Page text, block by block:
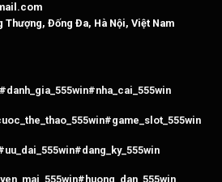
Đống Đa, Hà Nội, Việt Nam
#danh_gia_555win#nha_cai_555win
#game_slot_555win
#dang_ky_555win
#huong_dan_555win